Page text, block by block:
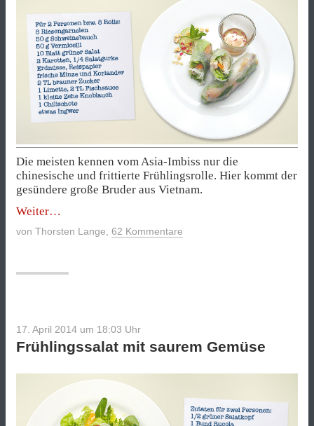
Die meisten kennen vom Asia-Imbiss nur die
chinesische und frittierte Frühlingsrolle. Hier kommt der
gesündere große Bruder aus Vietnam.
Weiter„Summer
von Thorsten Lange 62 Kommentare
17. April 2014 um 18:03 Uhr
Frühlingssalat mit saurem Gemüse